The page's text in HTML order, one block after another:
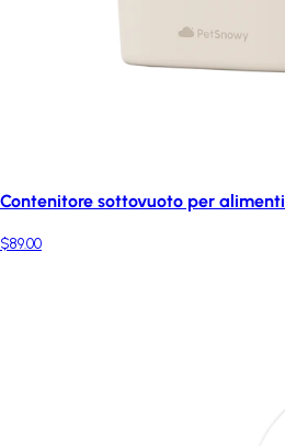
Contenitore sottovuoto per
$89.00